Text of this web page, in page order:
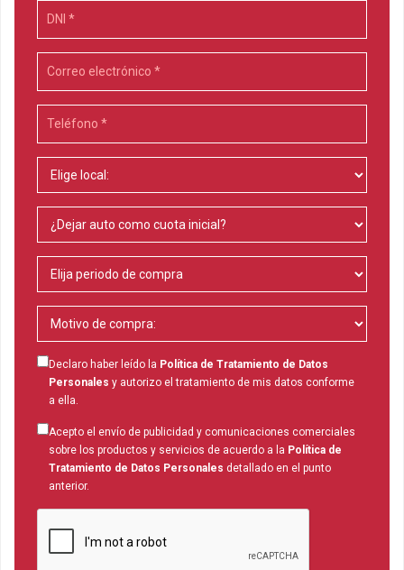
Declaro haber leído la Política de Tratamiento de Datos
Personales y autorizo el tratamiento de mis datos conforme
a ella.
Acepto el envío de publicidad y comunicaciones comerciales
sobre los productos y servicios de acuerdo a la Política de
Tratamiento de Datos Personales detallado en el punto
anterior.